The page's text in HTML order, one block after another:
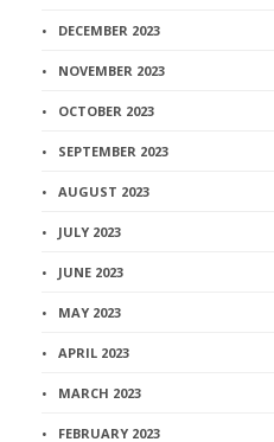
DECEMBER 2023
NOVEMBER 2023
OCTOBER 2023
SEPTEMBER 2023
AUGUST 2023
JULY 2023
JUNE 2023
MAY 2023
APRIL 2023
MARCH 2023
FEBRUARY 2023